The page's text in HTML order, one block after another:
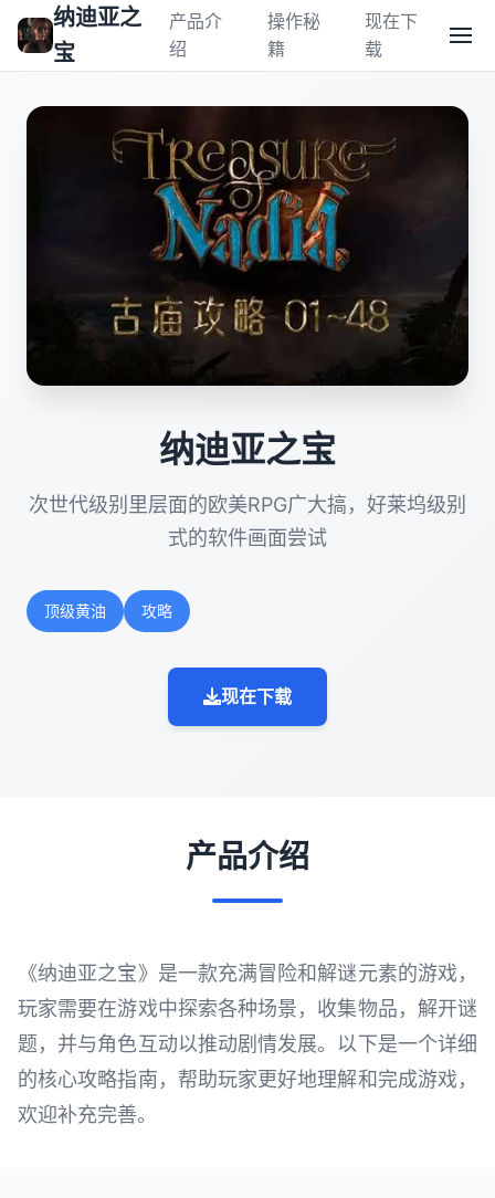
纳迪亚之
宝
产品介
绍
操作秘
籍
现在下
载
纳迪亚之宝
次世代级别里层面的欧美RPG广大搞，好莱坞级别
式的软件画面尝试
顶级黄油 攻略
现在下载
产品介绍
《纳迪亚之宝》是一款充满冒险和解谜元素的游戏，
玩家需要在游戏中探索各种场景，收集物品，解开谜
题，并与角色互动以推动剧情发展。以下是一个详细
的核心攻略指南，帮助玩家更好地理解和完成游戏，
欢迎补充完善。